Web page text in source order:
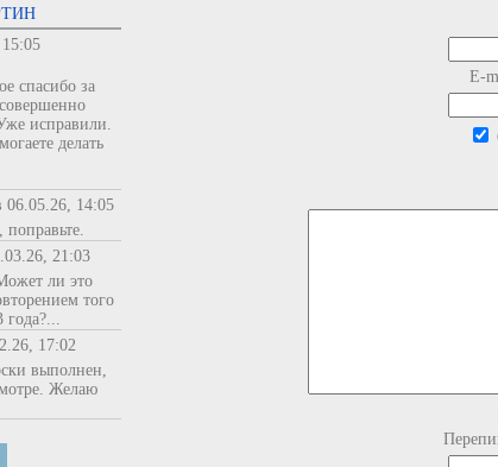
спасибо за
исправили.
делать
06.05.26, 14:05
поправьте.
21:03
ли это
того
года?...
17:02
выполнен,
Желаю
E-